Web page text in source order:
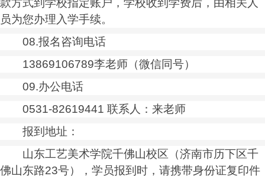
员为您办理入学手续。
08.报名咨询电话
13869106789李老师（微信同号）
09.办公电话
0531-82619441 联系人：来老师
报到地址：
山东工艺美术学院千佛山校区（济南市历下区千
佛山东路23号），学员报到时，请携带身份证复印件